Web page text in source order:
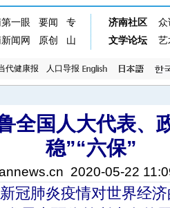
代健康报 人口导报
全国人大代表、
稳”“六保”
2020-05-22
冠肺炎疫情对世界经济